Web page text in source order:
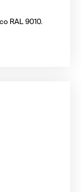
RAL 9010.